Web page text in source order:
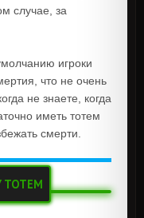
случае, за
игроки
что не очень
не знаете, когда
иметь тотем
смерти.
TOTEM